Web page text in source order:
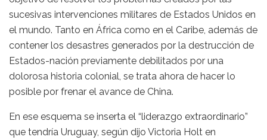
sucesivas intervenciones militares de Estados Unidos en
el mundo. Tanto en África como en el Caribe, además de
contener los desastres generados por la destrucción de
Estados-nación previamente debilitados por una
dolorosa historia colonial, se trata ahora de hacer lo
posible por frenar el avance de China.
En ese esquema se inserta el “liderazgo extraordinario”
que tendría Uruguay, según dijo Victoria Holt en